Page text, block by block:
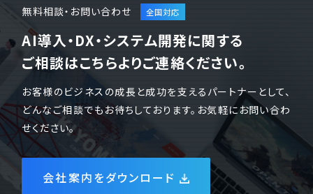
無料相談・お問い合わせ
AI導入・DX・システム開発に関する
ご相談はこちらよりご連絡ください。
お客様のビジネスの成長と成功を支えるパートナーとして、
どんなご相談でもお待ちしております。お気軽にお問い合わ
せください。
会社案内をダウンロード